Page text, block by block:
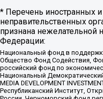
* Перечень иностранных
неправительственных
признана нежелательной
Федерации:
Национальный фонд в
Общество Фонд Содействия,
российский фонд по
Национальный
MEDIA DEVELOPMENT
Республиканский Институт,